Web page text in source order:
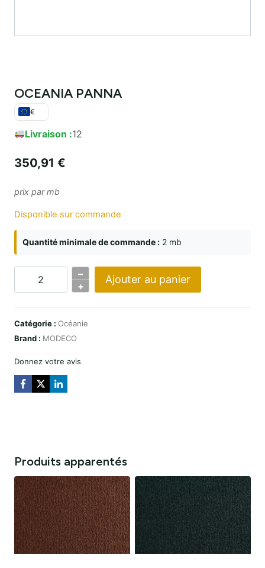
OCEANIA PANNA
€
Livraison :12
350,91 €
prix par mb
Disponible sur commande
Quantité minimale de commande : 2 mb
Quantité
–
+
Ajouter au panier
Catégorie : Océanie
Brand : MODECO
Donnez votre avis
Produits apparentés